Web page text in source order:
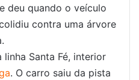
deu quando o veículo
contra uma árvore
Santa Fé, interior
. O carro saiu da pista